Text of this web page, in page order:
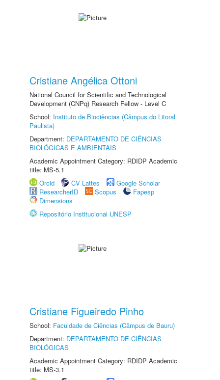
Cristiane Angélica Ottoni
National Council for Scientific and Technological
Development (CNPq) Research Fellow - Level C
School: Instituto de Biociências (Câmpus do Litoral
Paulista)
Department: DEPARTAMENTO DE CIÊNCIAS
BIOLÓGICAS E AMBIENTAIS
Academic Appointment Category: RDIDP Academic
title: MS-5.1
Orcid
CV Lattes
Google Scholar
ResearcherID
Scopus
Fapesp
Dimensions
Repositório Institucional UNESP
Cristiane Figueiredo Pinho
School: Faculdade de Ciências (Câmpus de Bauru)
Department: DEPARTAMENTO DE CIÊNCIAS
BIOLÓGICAS
Academic Appointment Category: RDIDP Academic
title: MS-3.1